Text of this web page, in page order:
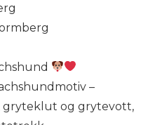
–
gryteklut og grytevott,